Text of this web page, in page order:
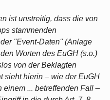
ist unstreitig, dass die von
stammenden
"Event-Daten" (Anlage
Worten des EuGH (s.o.)
von der Beklagten
sieht hierin – wie der EuGH
einem ... betreffenden Fall –